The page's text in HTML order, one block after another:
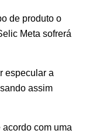
de produto o
Meta sofrerá
especular a
assim
com uma